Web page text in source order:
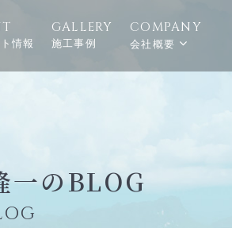
情報
GALLERY
施工事例
COMPANY
会社概要
一のBLOG